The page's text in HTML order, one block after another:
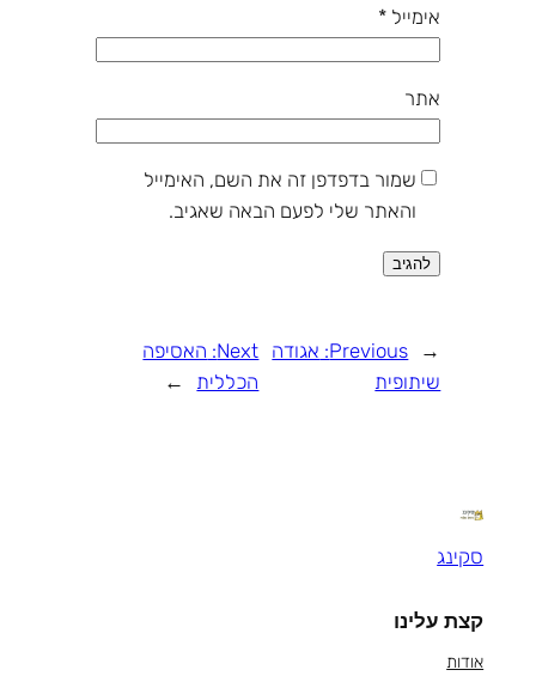
אימייל *
אתר
שמור בדפדפן זה את השם, האימייל
והאתר שלי לפעם הבאה שאגיב.
←
Previous: אגודה
שיתופית
Next: האסיפה
הכללית
→
סקינג
קצת עלינו
אודות